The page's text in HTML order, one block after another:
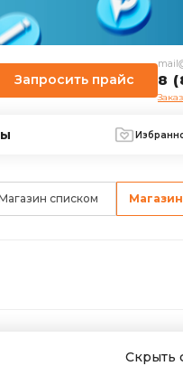
Запросить прайс 8
списком
Скрыть